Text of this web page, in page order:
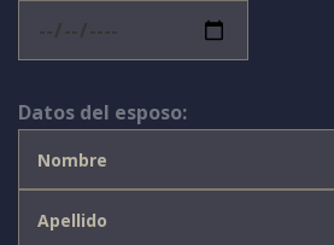
Datos del esposo: